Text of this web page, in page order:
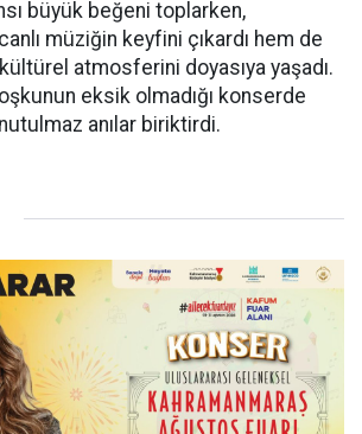
büyük beğeni toplarken,
müziğin keyfini çıkardı hem de
atmosferini doyasıya yaşadı.
eksik olmadığı konserde
anılar biriktirdi.